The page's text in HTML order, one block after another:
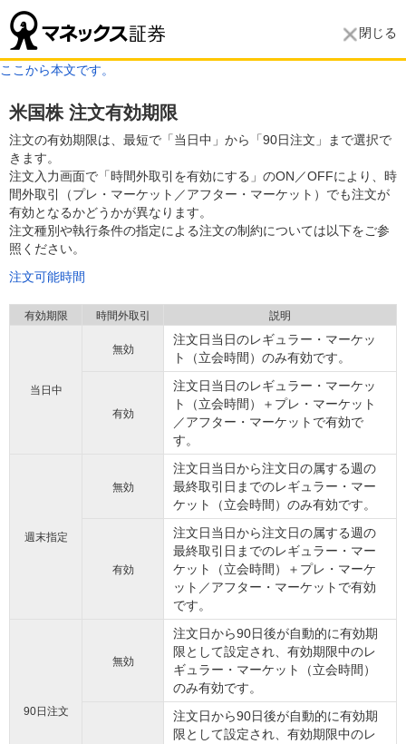
閉じる
ここから本文です。
米国株 注文有効期限
注文の有効期限は、最短で「当日中」から「90日注文」まで選択で
きます。
注文入力画面で「時間外取引を有効にする」のON／OFFにより、時
間外取引（プレ・マーケット／アフター・マーケット）でも注文が
有効となるかどうかが異なります。
注文種別や執行条件の指定による注文の制約については以下をご参
照ください。
注文可能時間
有効期限 時間外取引 説明
当日中
無効
注文日当日のレギュラー・マーケッ
ト（立会時間）のみ有効です。
有効
注文日当日のレギュラー・マーケッ
ト（立会時間）＋プレ・マーケット
／アフター・マーケットで有効で
す。
週末指定
無効
注文日当日から注文日の属する週の
最終取引日までのレギュラー・マー
ケット（立会時間）のみ有効です。
有効
注文日当日から注文日の属する週の
最終取引日までのレギュラー・マー
ケット（立会時間）＋プレ・マーケ
ット／アフター・マーケットで有効
です。
90日注文
無効
注文日から90日後が自動的に有効期
限として設定され、有効期限中のレ
ギュラー・マーケット（立会時間）
のみ有効です。
注文日から90日後が自動的に有効期
限として設定され、有効期限中のレ